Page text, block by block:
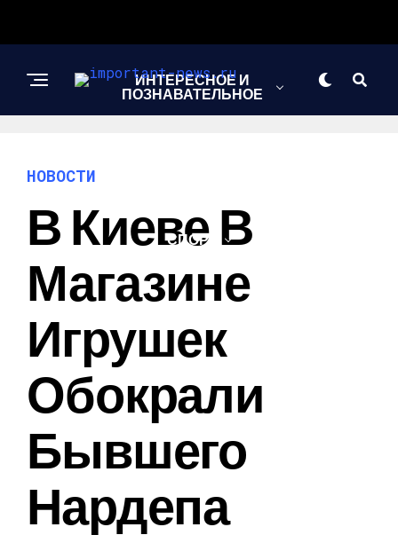
ИНТЕРЕСНОЕ И
ПОЗНАВАТЕЛЬНОЕ
СПОРТ
НОВОСТИ
В Киеве В
Магазине
Игрушек
Обокрали
Бывшего
Нардепа